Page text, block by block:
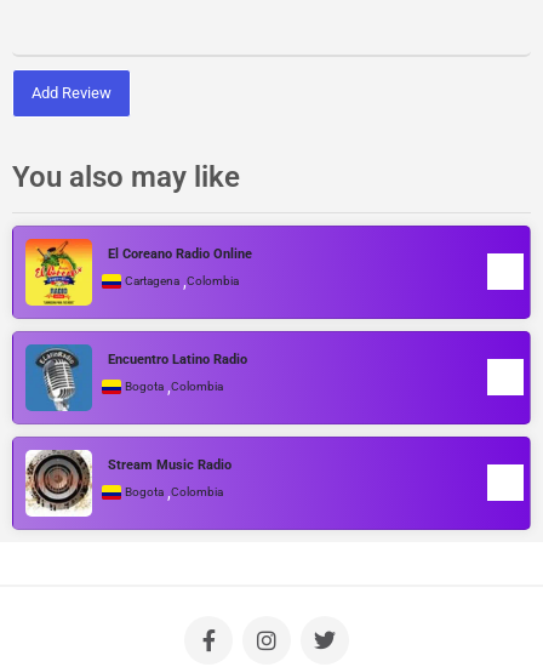
Add Review
You also may like
El Coreano Radio Online
Cartagena ,Colombia
Encuentro Latino Radio
Bogota ,Colombia
Stream Music Radio
Bogota ,Colombia